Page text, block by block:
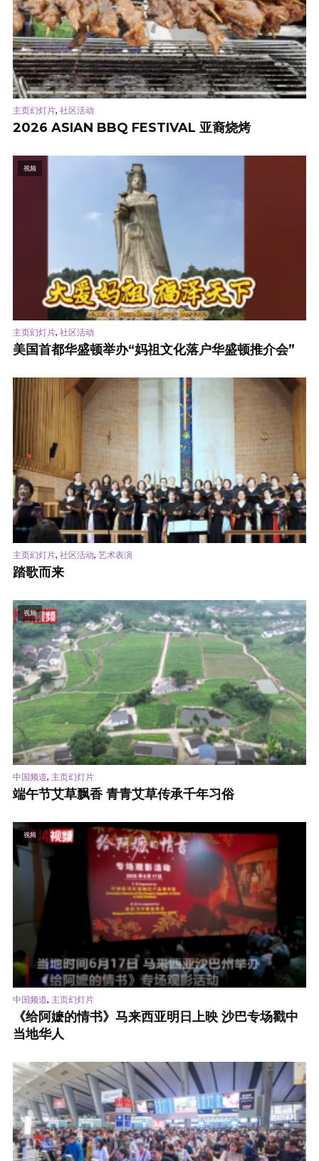
主页幻灯片, 社区活动
2026 ASIAN BBQ FESTIVAL 亚裔烧烤
视频
主页幻灯片, 社区活动
美国首都华盛顿举办“妈祖文化落户华盛顿推介会”
主页幻灯片, 社区活动, 艺术表演
踏歌而来
视频
中国频道, 主页幻灯片
端午节艾草飘香 青青艾草传承千年习俗
视频
中国频道, 主页幻灯片
《给阿嬷的情书》马来西亚明日上映 沙巴专场戳中
当地华人